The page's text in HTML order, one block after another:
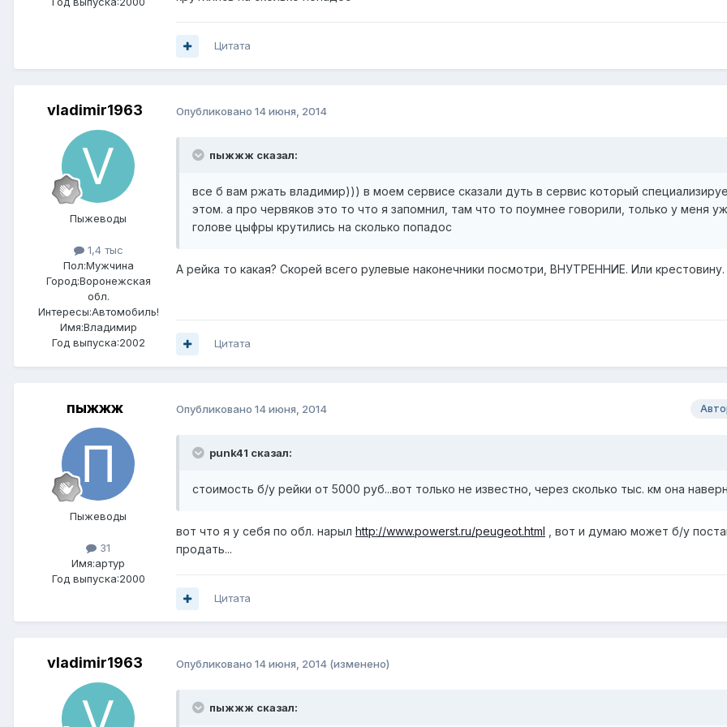
Цитата
vladimir1963
Пыжеводы
1,4 тыс
Пол:Мужчина
Город:Воронежская
обл.
Интересы:Автомобиль!
Имя:Владимир
Год выпуска:2002
Опубликовано 14 июня, 2014
пыжжж сказал:
все б вам ржать владимир))) в моем сервисе сказали дуть в сервис который
этом. а про червяков это то что я запомнил, там что то поумнее говорили, только у меня
голове цыфры крутились на сколько попадос
А рейка то какая? Скорей всего рулевые наконечники посмотри, ВНУТРЕННИЕ. Или крестовину.
Цитата
пыжжж
Пыжеводы
31
Имя:артур
Год выпуска:2000
Опубликовано 14 июня, 2014
punk41 сказал:
стоимость б/у рейки от 5000 руб...вот только не известно, через сколько тыс. км она
вот что я у себя по обл. нарыл http://www.powerst.ru/peugeot.html , вот и думаю может б/у
продать...
Цитата
vladimir1963 Опубликовано 14 июня, 2014 (изменено)
пыжжж сказал: